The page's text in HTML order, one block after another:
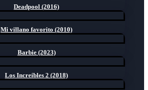
Deadpool (2016)
Mi villano favorito (2010)
Barbie (2023)
Los Increíbles 2 (2018)